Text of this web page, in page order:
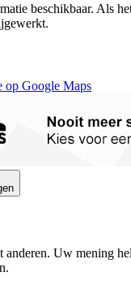
beschikbaar. Als
Uw mening